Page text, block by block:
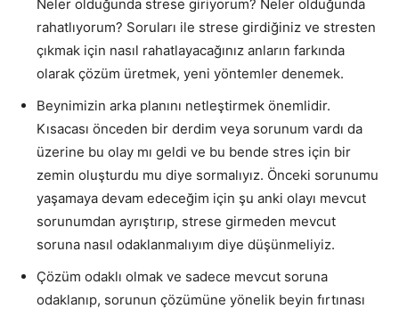
Neler olduğunda strese giriyorum? Neler olduğunda
rahatlıyorum? Soruları ile strese girdiğiniz ve stresten
çıkmak için nasıl rahatlayacağınız anların farkında
olarak çözüm üretmek, yeni yöntemler denemek.
Beynimizin arka planını netleştirmek önemlidir.
Kısacası önceden bir derdim veya sorunum vardı da
üzerine bu olay mı geldi ve bu bende stres için bir
zemin oluşturdu mu diye sormalıyız. Önceki sorunumu
yaşamaya devam edeceğim için şu anki olayı mevcut
sorunumdan ayrıştırıp, strese girmeden mevcut
soruna nasıl odaklanmalıyım diye düşünmeliyiz.
Çözüm odaklı olmak ve sadece mevcut soruna
odaklanıp, sorunun çözümüne yönelik beyin fırtınası